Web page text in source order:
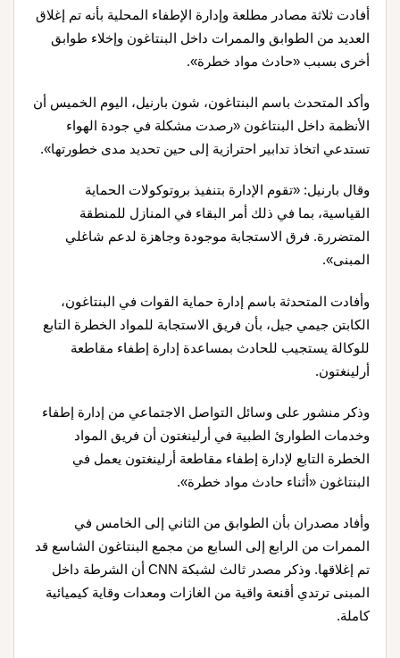
أفادت ثلاثة مصادر مطلعة وإدارة الإطفاء المحلية بأنه تم إغلاق
العديد من الطوابق والممرات داخل البنتاغون وإخلاء طوابق
أخرى بسبب «حادث مواد خطرة».
وأكد المتحدث باسم البنتاغون، شون بارنيل، اليوم الخميس أن
الأنظمة داخل البنتاغون «رصدت مشكلة في جودة الهواء
تستدعي اتخاذ تدابير احترازية إلى حين تحديد مدى خطورتها».
وقال بارنيل: «تقوم الإدارة بتنفيذ بروتوكولات الحماية
القياسية، بما في ذلك أمر البقاء في المنازل للمنطقة
المتضررة. فرق الاستجابة موجودة وجاهزة لدعم شاغلي
المبنى».
وأفادت المتحدثة باسم إدارة حماية القوات في البنتاغون،
الكابتن جيمي جيل، بأن فريق الاستجابة للمواد الخطرة التابع
للوكالة يستجيب للحادث بمساعدة إدارة إطفاء مقاطعة
أرلينغتون.
وذكر منشور على وسائل التواصل الاجتماعي من إدارة إطفاء
وخدمات الطوارئ الطبية في أرلينغتون أن فريق المواد
الخطرة التابع لإدارة إطفاء مقاطعة أرلينغتون يعمل في
البنتاغون «أثناء حادث مواد خطرة».
وأفاد مصدران بأن الطوابق من الثاني إلى الخامس في
الممرات من الرابع إلى السابع من مجمع البنتاغون الشاسع قد
تم إغلاقها. وذكر مصدر ثالث لشبكة CNN أن الشرطة داخل
المبنى ترتدي أقنعة واقية من الغازات ومعدات وقاية كيميائية
كاملة.